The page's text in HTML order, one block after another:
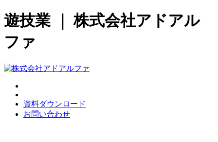
遊技業 ｜ 株式会社アドアル
ファ
資料ダウンロード
お問い合わせ